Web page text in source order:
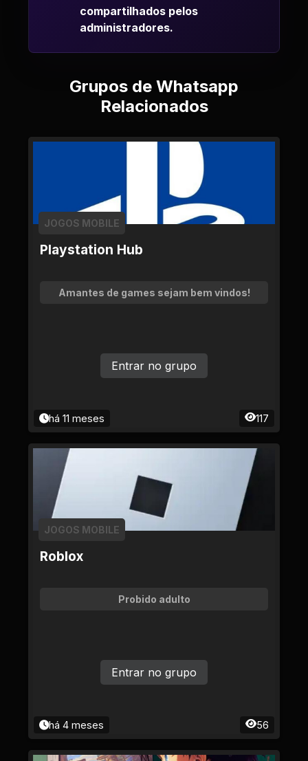
compartilhados pelos
administradores.
Grupos de Whatsapp
Relacionados
Playstation Hub
JOGOS MOBILE
Amantes de games sejam bem vindos!
há 11 meses 117
Entrar no grupo
Roblox
JOGOS MOBILE
Probido adulto
há 4 meses 56
Entrar no grupo